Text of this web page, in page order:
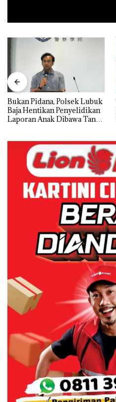
Bukan Pidana, Polsek Lubuk
Baja Hentikan Penyelidikan
Laporan Anak Dibawa Tanpa